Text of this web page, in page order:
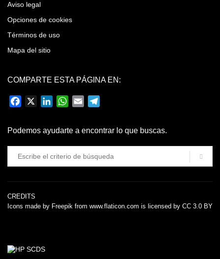
Aviso legal
Opciones de cookies
Términos de uso
Mapa del sitio
COMPARTE ESTA PÁGINA EN:
Facebook LinkedInWhatsApp
Email
Podemos ayudarte a encontrar lo que buscas.
CREDITS
Icons made by Freepik from www.flaticon.com is licensed by CC 3.0 BY